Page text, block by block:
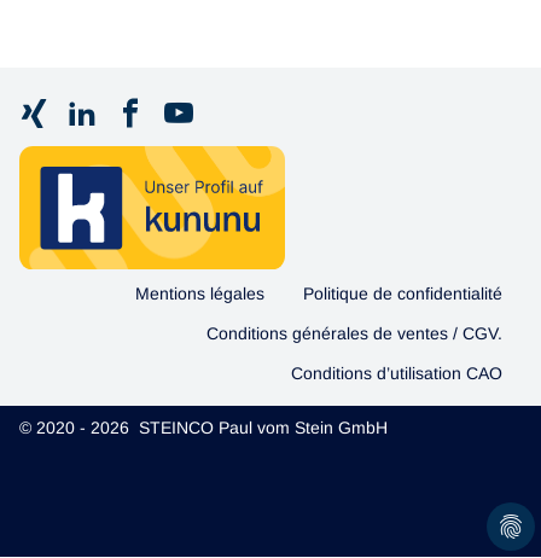
Mentions légales Politique de confidentialité
Conditions générales de ventes / CGV.
Conditions d’utilisation CAO
© 2020 - 2026 STEINCO Paul vom Stein GmbH